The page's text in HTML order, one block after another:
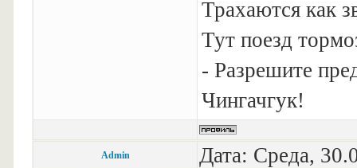
Трахаются как
Тут поезд
- Разрешите
Чингачгук!
Admin Дата: Среда,